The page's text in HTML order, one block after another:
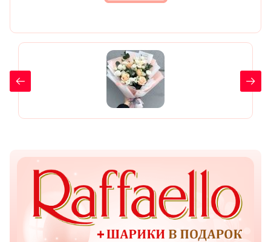
Цветы любимой
Цветы дочери
Цветы сестре
Показать еще
Цветы